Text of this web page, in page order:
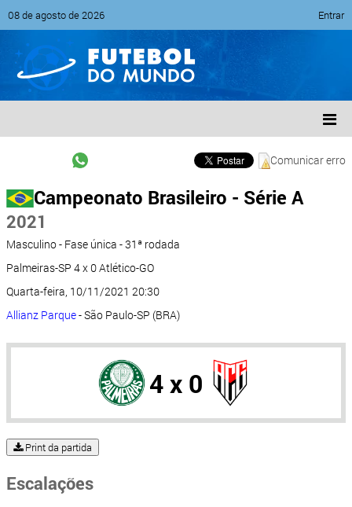
08 de agosto de 2026 Entrar
Comunicar erro
Campeonato Brasileiro - Série A
2021
Masculino - Fase única - 31ª rodada
Palmeiras-SP 4 x 0 Atlético-GO
Quarta-feira, 10/11/2021 20:30
Allianz Parque- São Paulo-SP (BRA)
4 x 0
Print da partida
Escalações